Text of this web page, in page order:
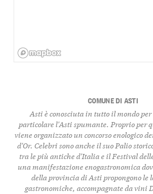
COMUNE DI ASTI
Asti è conosciuta in tutto il mondo
particolare l'Asti spumante. Proprio per
viene organizzato un concorso enologico
d'Or. Celebri sono anche il suo Palio
tra le più antiche d'Italia e il Festival
una manifestazione enogastronomica
della provincia di Asti propongono le
gastronomiche, accompagnate da vini